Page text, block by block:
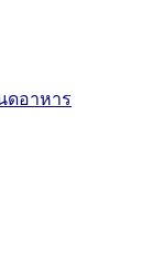
ดอาหาร